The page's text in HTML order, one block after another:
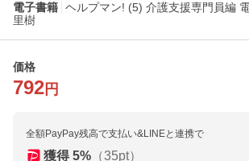
電子書籍 ヘルプマン! (5) 介護支援専門員編
里樹
価格
792 円
全額PayPay残高で支払い&LINEと連携で
獲得 5% （35pt）